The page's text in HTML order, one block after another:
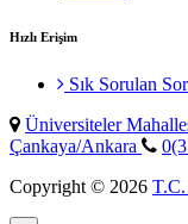
Hızlı Erişim
Sık Sorulan
Üniversiteler
Çankaya/Ankara
Copyright © 2026 T.C.